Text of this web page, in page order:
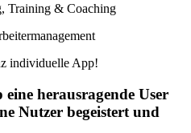
Training & Coaching
individuelle App!
herausragende User
Nutzer begeistert und